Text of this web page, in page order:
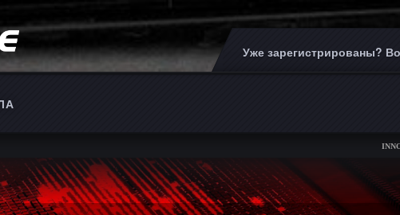
Уже зарегистрированы?